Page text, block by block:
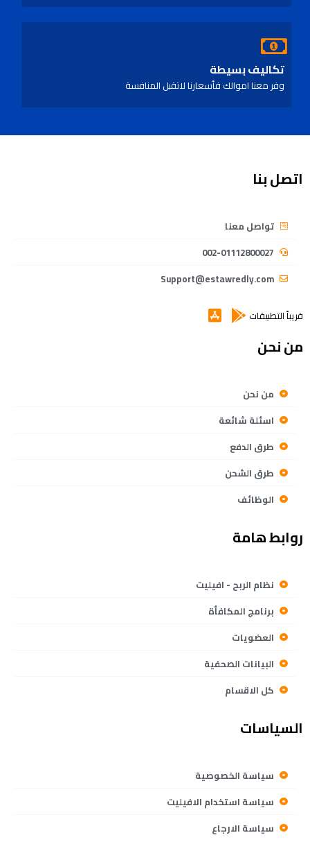
تكاليف بسيطة
وفر معنا اموالك فأسعارنا لاتقبل المنافسة
اتصل بنا
تواصل معنا
002-01112800027
Support@estawredly.com
قريباً التطبيقات
من نحن
من نحن
اسئلة شائعة
طرق الدفع
طرق الشحن
الوظائف
روابط هامة
نظام الربح - افيليت
برنامج المكافأة
العضويات
البيانات الصحفية
كل الاقسام
السياسات
سياسة الخصوصية
سياسة استخدام الافيليت
سياسة الارجاع